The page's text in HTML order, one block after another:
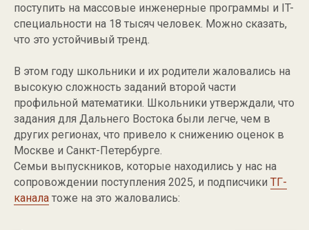
поступить на массовые инженерные программы и IT-
специальности на 18 тысяч человек. Можно сказать,
что это устойчивый тренд.
В этом году школьники и их родители жаловались на
высокую сложность заданий второй части
профильной математики. Школьники утверждали, что
задания для Дальнего Востока были легче, чем в
других регионах, что привело к снижению оценок в
Москве и Санкт-Петербурге.
Семьи выпускников, которые находились у нас на
сопровождении поступления 2025, и подписчики ТГ-
канала тоже на это жаловались: